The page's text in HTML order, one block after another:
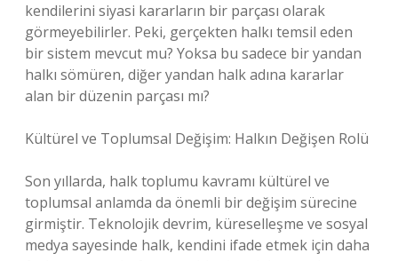
kendilerini siyasi kararların bir parçası olarak
görmeyebilirler. Peki, gerçekten halkı temsil eden
bir sistem mevcut mu? Yoksa bu sadece bir yandan
halkı sömüren, diğer yandan halk adına kararlar
alan bir düzenin parçası mı?
Kültürel ve Toplumsal Değişim: Halkın Değişen Rolü
Son yıllarda, halk toplumu kavramı kültürel ve
toplumsal anlamda da önemli bir değişim sürecine
girmiştir. Teknolojik devrim, küreselleşme ve sosyal
medya sayesinde halk, kendini ifade etmek için daha